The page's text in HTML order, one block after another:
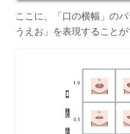
ここに、「口の横幅」の
うえお」を表現することが